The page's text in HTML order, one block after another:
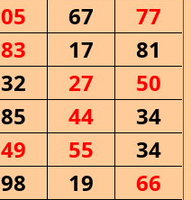
05 67
77
83 17
81
32 27
50
85 44
34
49 55
34
98 19
66